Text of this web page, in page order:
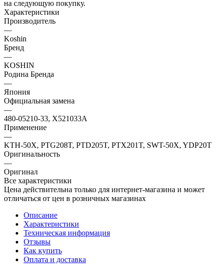
на следующую покупку.
Характеристики
Производитель
—
Koshin
Бренд
—
KOSHIN
Родина Бренда
—
Япония
Официальная замена
—
480-05210-33, X521033A
Применение
—
KTH-50X, PTG208T, PTD205T, PTX201T, SWT-50X, YDP20T
Оригинальность
—
Оригинал
Все характеристики
Цена действительна только для интернет-магазина и может
отличаться от цен в розничных магазинах
Описание
Характеристики
Техническая информация
Отзывы
Как купить
Оплата и доставка